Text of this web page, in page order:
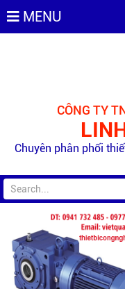
MENU
CÔNG TY
Chuyên phân phối